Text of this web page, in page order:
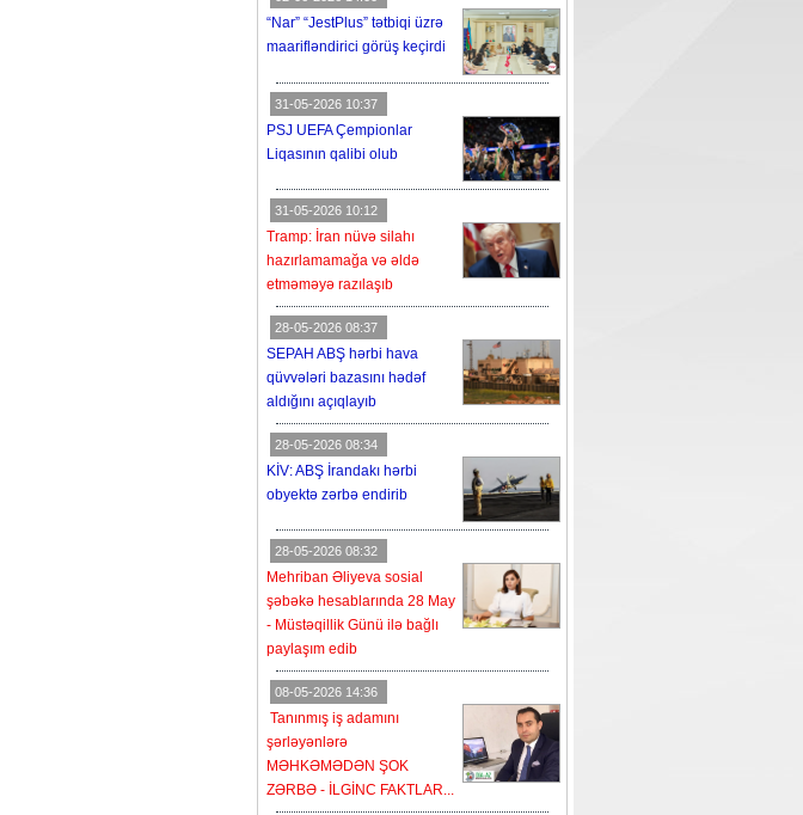
“Nar” “JestPlus” tətbiqi üzrə
maarifləndirici görüş keçirdi
31-05-2026 10:37
PSJ UEFA Çempionlar
Liqasının qalibi olub
31-05-2026 10:12
Tramp: İran nüvə silahı
hazırlamamağa və əldə
etməməyə razılaşıb
28-05-2026 08:37
SEPAH ABŞ hərbi hava
qüvvələri bazasını hədəf
aldığını açıqlayıb
28-05-2026 08:34
KİV: ABŞ İrandakı hərbi
obyektə zərbə endirib
28-05-2026 08:32
Mehriban Əliyeva sosial
şəbəkə hesablarında 28 May
- Müstəqillik Günü ilə bağlı
paylaşım edib
08-05-2026 14:36
Tanınmış iş adamını
şərləyənlərə
MƏHKƏMƏDƏN ŞOK
ZƏRBƏ - İLGİNC FAKTLAR...